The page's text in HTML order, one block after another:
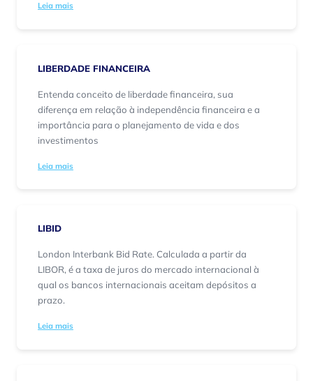
Leia mais
LIBERDADE FINANCEIRA
Entenda conceito de liberdade financeira, sua
diferença em relação à independência financeira e a
importância para o planejamento de vida e dos
investimentos
Leia mais
LIBID
London Interbank Bid Rate. Calculada a partir da
LIBOR, é a taxa de juros do mercado internacional à
qual os bancos internacionais aceitam depósitos a
prazo.
Leia mais